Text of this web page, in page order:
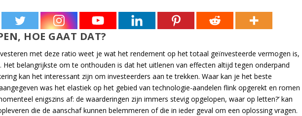
HOE GAAT DAT?
met deze ratio weet je wat het rendement op het totaal geïnvesteerde vermogen is,
Het belangrijkste om te onthouden is dat het uitlenen van effecten altijd tegen onderpand
kan het interessant zijn om investeerders aan te trekken. Waar kan je het beste
was het elastiek op het gebied van technologie-aandelen flink opgerekt en romen
enigszins af: de waarderingen zijn immers stevig opgelopen, waar op letten?’ kan
die de aanschaf kunnen belemmeren of die in ieder geval om een oplossing vragen.